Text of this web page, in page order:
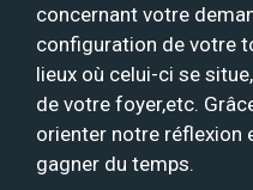
concernant votre
configuration de votre
lieux où celui-ci se
de votre foyer,etc.
orienter notre réflexion
gagner du temps.